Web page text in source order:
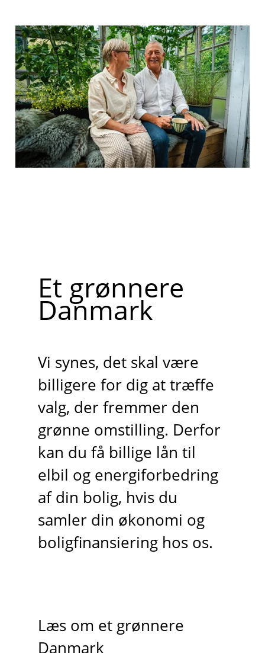
Et grønnere
Danmark
Vi synes, det skal være
billigere for dig at træffe
valg, der fremmer den
grønne omstilling. Derfor
kan du få billige lån til
elbil og energiforbedring
af din bolig, hvis du
samler din økonomi og
boligfinansiering hos os.
Læs om et grønnere
Danmark